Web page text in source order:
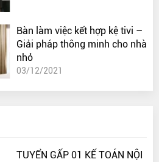
Bàn làm việc kết hợp kệ tivi –
Giải pháp thông minh cho nhà
nhỏ
03/12/2021
TUYỂN GẤP 01 KẾ TOÁN NỘI